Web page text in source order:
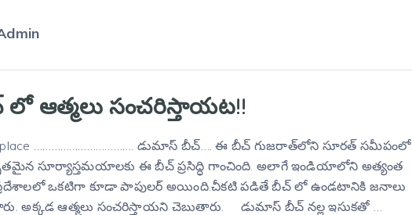
ఆత్మలు సంచరిస్తాయట!!
place ……………………………. డుమాస్ బీచ్…. ఈ బీచ్ గుజరాత్‌లోని సూరత్ సమీపంలో
సూర్యాస్తమయాలకు ఈ బీచ్ ప్రసిద్ధి గాంచింది. అలాగే ఇండియాలోని అత్యంత
ఒకటిగా కూడా పాపులర్ అయింది.చీకటి పడితే బీచ్ లో ఉండటానికి జనాలు
అక్కడ ఆత్మలు సంచరిస్తాయని చెబుతారు. డుమాస్ బీచ్ నల్ల ఇసుకతో …